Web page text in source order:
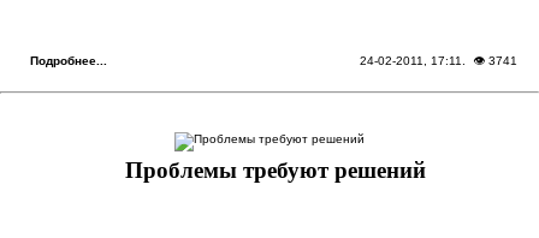
Подробнее... 24-02-2011, 17:11 . 👁 3741
Проблемы требуют решений